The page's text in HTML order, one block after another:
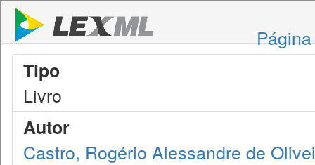
Tipo
Livro
Autor
Castro, Rogério Alessandre de